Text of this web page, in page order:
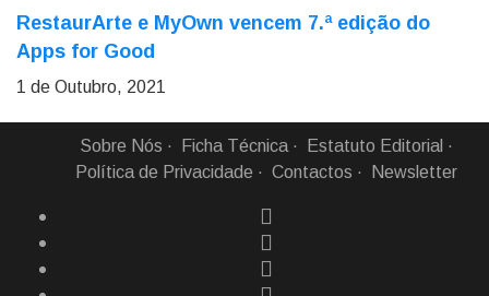
RestaurArte e MyOwn vencem 7.ª edição do
Apps for Good
1 de Outubro, 2021
Sobre Nós Ficha Técnica
Estatuto Editorial
Política de Privacidade
Contactos Newsletter